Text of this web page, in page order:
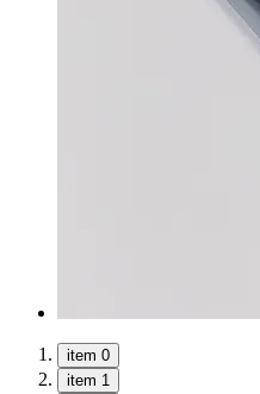
item 0
item 1